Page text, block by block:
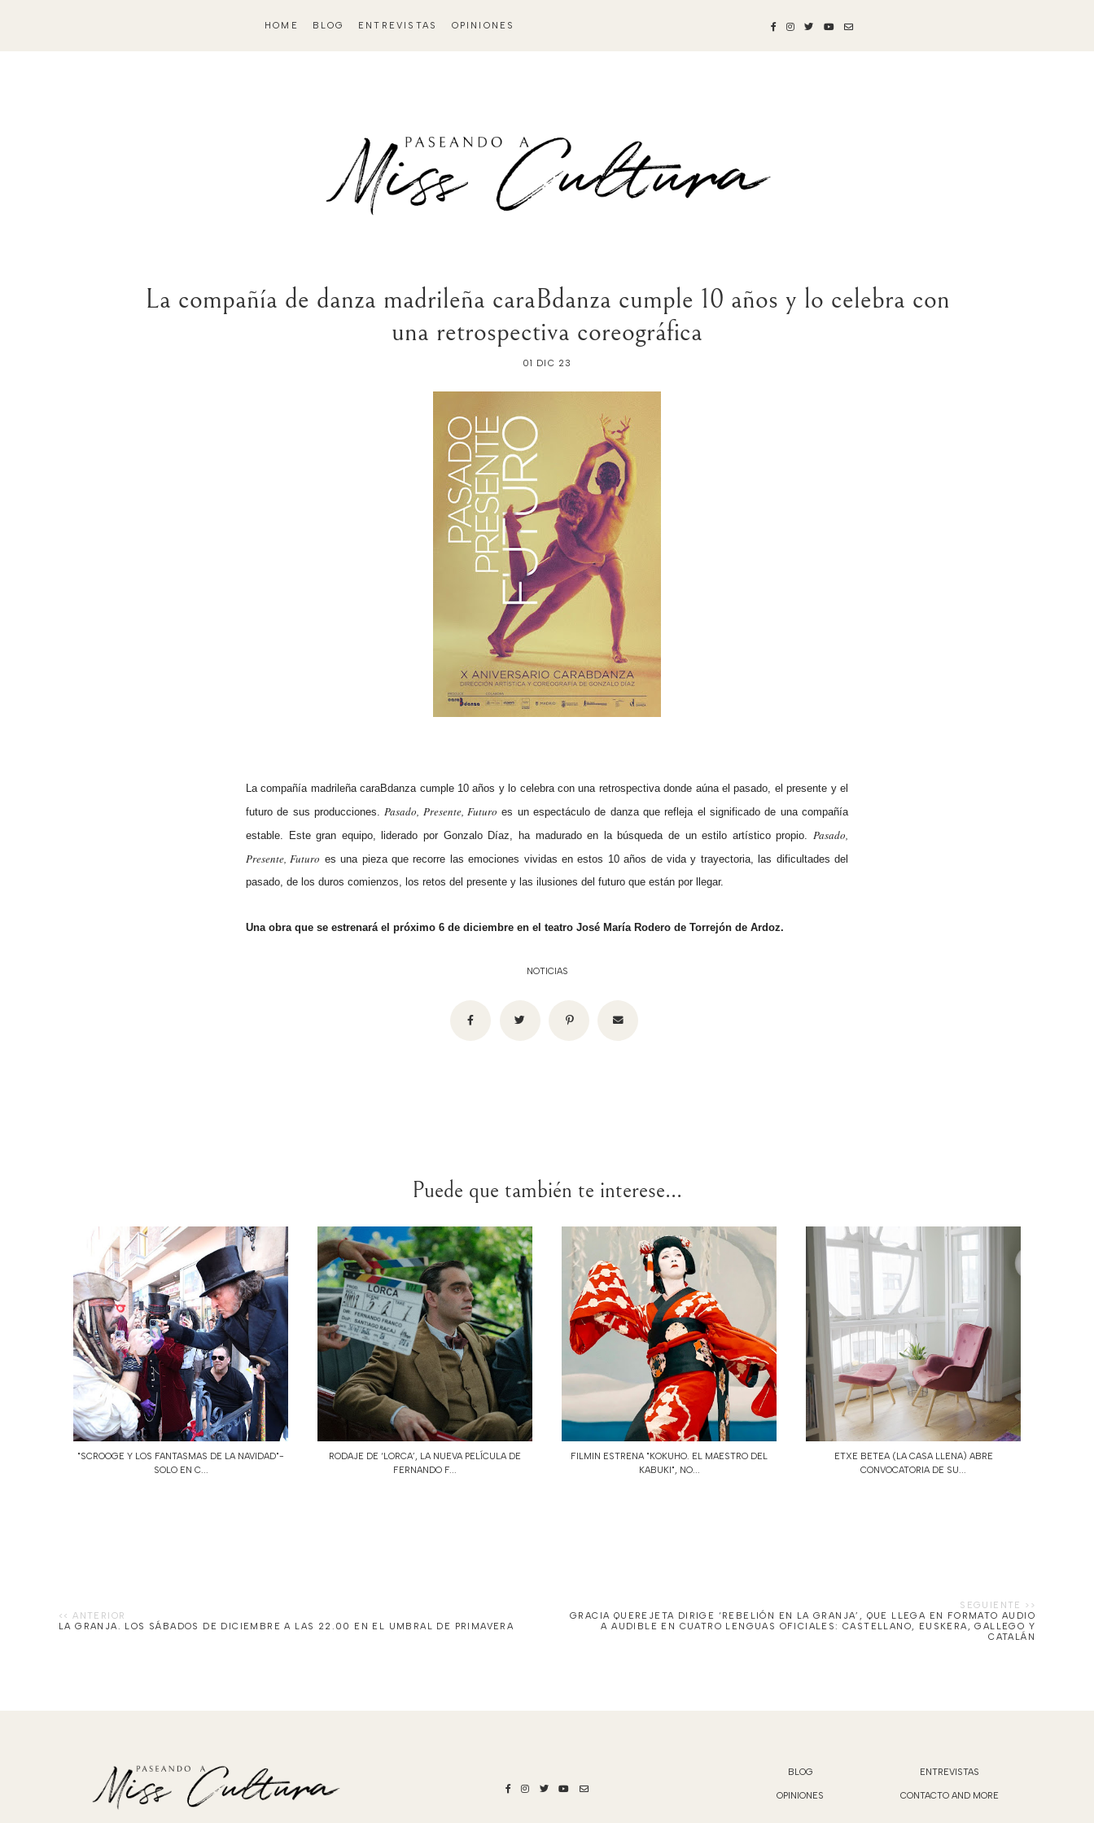
HOME BLOG ENTREVISTAS OPINIONES
La compañía de danza madrileña caraBdanza cumple 10 años y lo celebra con
una retrospectiva coreográfica
01 DIC 23
La compañía madrileña caraBdanza cumple 10 años y lo celebra con una retrospectiva donde aúna el pasado, el presente y el
futuro de sus producciones.Pasado, Presente, Futuro es un espectáculo de danza que refleja el significado de una compañía
estable. Este gran equipo, liderado por Gonzalo Díaz, ha madurado en la búsqueda de un estilo artístico propio. Pasado,
Presente, Futuro es una pieza que recorre las emociones vividas en estos 10 años de vida y trayectoria, las dificultades del
pasado, de los duros comienzos, los retos del presente y las ilusiones del futuro que están por llegar.
Una obra que se estrenará el próximo 6 de diciembre en el teatro José María Rodero de Torrejón de Ardoz.
NOTICIAS
Puede que también te interese...
"SCROOGE Y LOS FANTASMAS DE LA NAVIDAD"-
SOLO EN C...
RODAJE DE ‘LORCA’, LA NUEVA PELÍCULA DE
FERNANDO F...
FILMIN ESTRENA "KOKUHO. EL MAESTRO DEL
KABUKI", NO...
ETXE BETEA (LA CASA LLENA) ABRE
CONVOCATORIA DE SU...
LA GRANJA. LOS SÁBADOS DE DICIEMBRE A LAS 22.00 EN EL UMBRAL DE PRIMAVERA
GRACIA QUEREJETA DIRIGE ‘REBELIÓN EN LA GRANJA’, QUE LLEGA EN FORMATO AUDIO
A AUDIBLE EN CUATRO LENGUAS OFICIALES: CASTELLANO, EUSKERA, GALLEGO Y
CATALÁN
BLOG ENTREVISTAS
OPINIONES CONTACTO AND MORE